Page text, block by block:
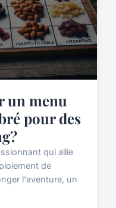
un menu
pour des
qui allie
de
l'aventure, un